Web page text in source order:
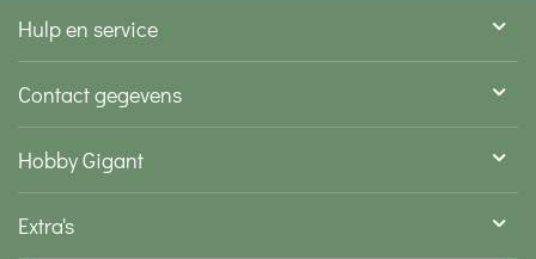
Hulp en service
Contact gegevens
Hobby Gigant
Extra's